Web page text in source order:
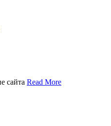
Read More